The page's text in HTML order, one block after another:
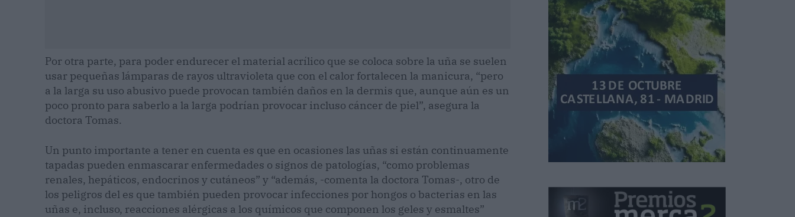
Por otra parte, para poder endurecer el material acrílico que se coloca sobre la uña se suelen
usar pequeñas lámparas de rayos ultravioleta que con el calor fortalecen la manicura, “pero
a la larga su uso abusivo puede provocan también daños en la dermis que, aunque aún es un
poco pronto para saberlo a la larga podrían provocar incluso cáncer de piel”, asegura la
doctora Tomas.
Un punto importante a tener en cuenta es que en ocasiones las uñas si están continuamente
tapadas pueden enmascarar enfermedades o signos de patologías, “como problemas
renales, hepáticos, endocrinos y cutáneos” y “además, -comenta la doctora Tomas-, otro de
los peligros del es que también pueden provocar infecciones por hongos o bacterias en las
uñas e, incluso, reacciones alérgicas a los químicos que componen los geles y esmaltes”